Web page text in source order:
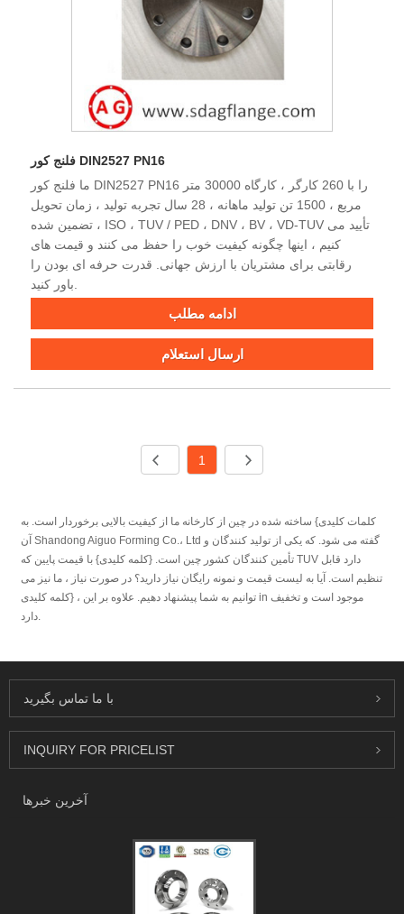
فلنج کور DIN2527 PN16
ما فلنج کور DIN2527 PN16 را با 260 کارگر ، کارگاه 30000 متر
مربع ، 1500 تن تولید ماهانه ، 28 سال تجربه تولید ، زمان تحویل
تضمین شده ، ISO ، TUV / PED ، DNV ، BV ، VD-TUV تأیید می
کنیم ، اینها چگونه کیفیت خوب را حفظ می کنند و قیمت های
رقابتی برای مشتریان با ارزش جهانی. قدرت حرفه ای بودن را
ادامه مطلب
ارسال استعلام
1
کلمات کلیدی} ساخته شده در چین از کارخانه ما از کیفیت بالایی برخوردار است. به
آن Shandong Aiguo Forming Co.، Ltd گفته می شود. که یکی از تولید کنندگان و
تأمین کنندگان کشور چین است. {کلمه کلیدی} با قیمت پایین که TUV دارد قابل
تنظیم است. آیا به لیست قیمت و نمونه رایگان نیاز دارید؟ در صورت نیاز ، ما نیز می
توانیم به شما پیشنهاد دهیم. علاوه بر این ، {کلمه کلیدی in موجود است و تخفیف
دارد.
با ما تماس بگیرید
INQUIRY FOR PRICELIST
آخرین خبرها